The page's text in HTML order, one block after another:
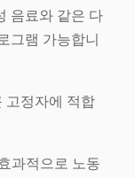
음료와 같은 다
그램 가능합니
고정자에 적합
과적으로 노동